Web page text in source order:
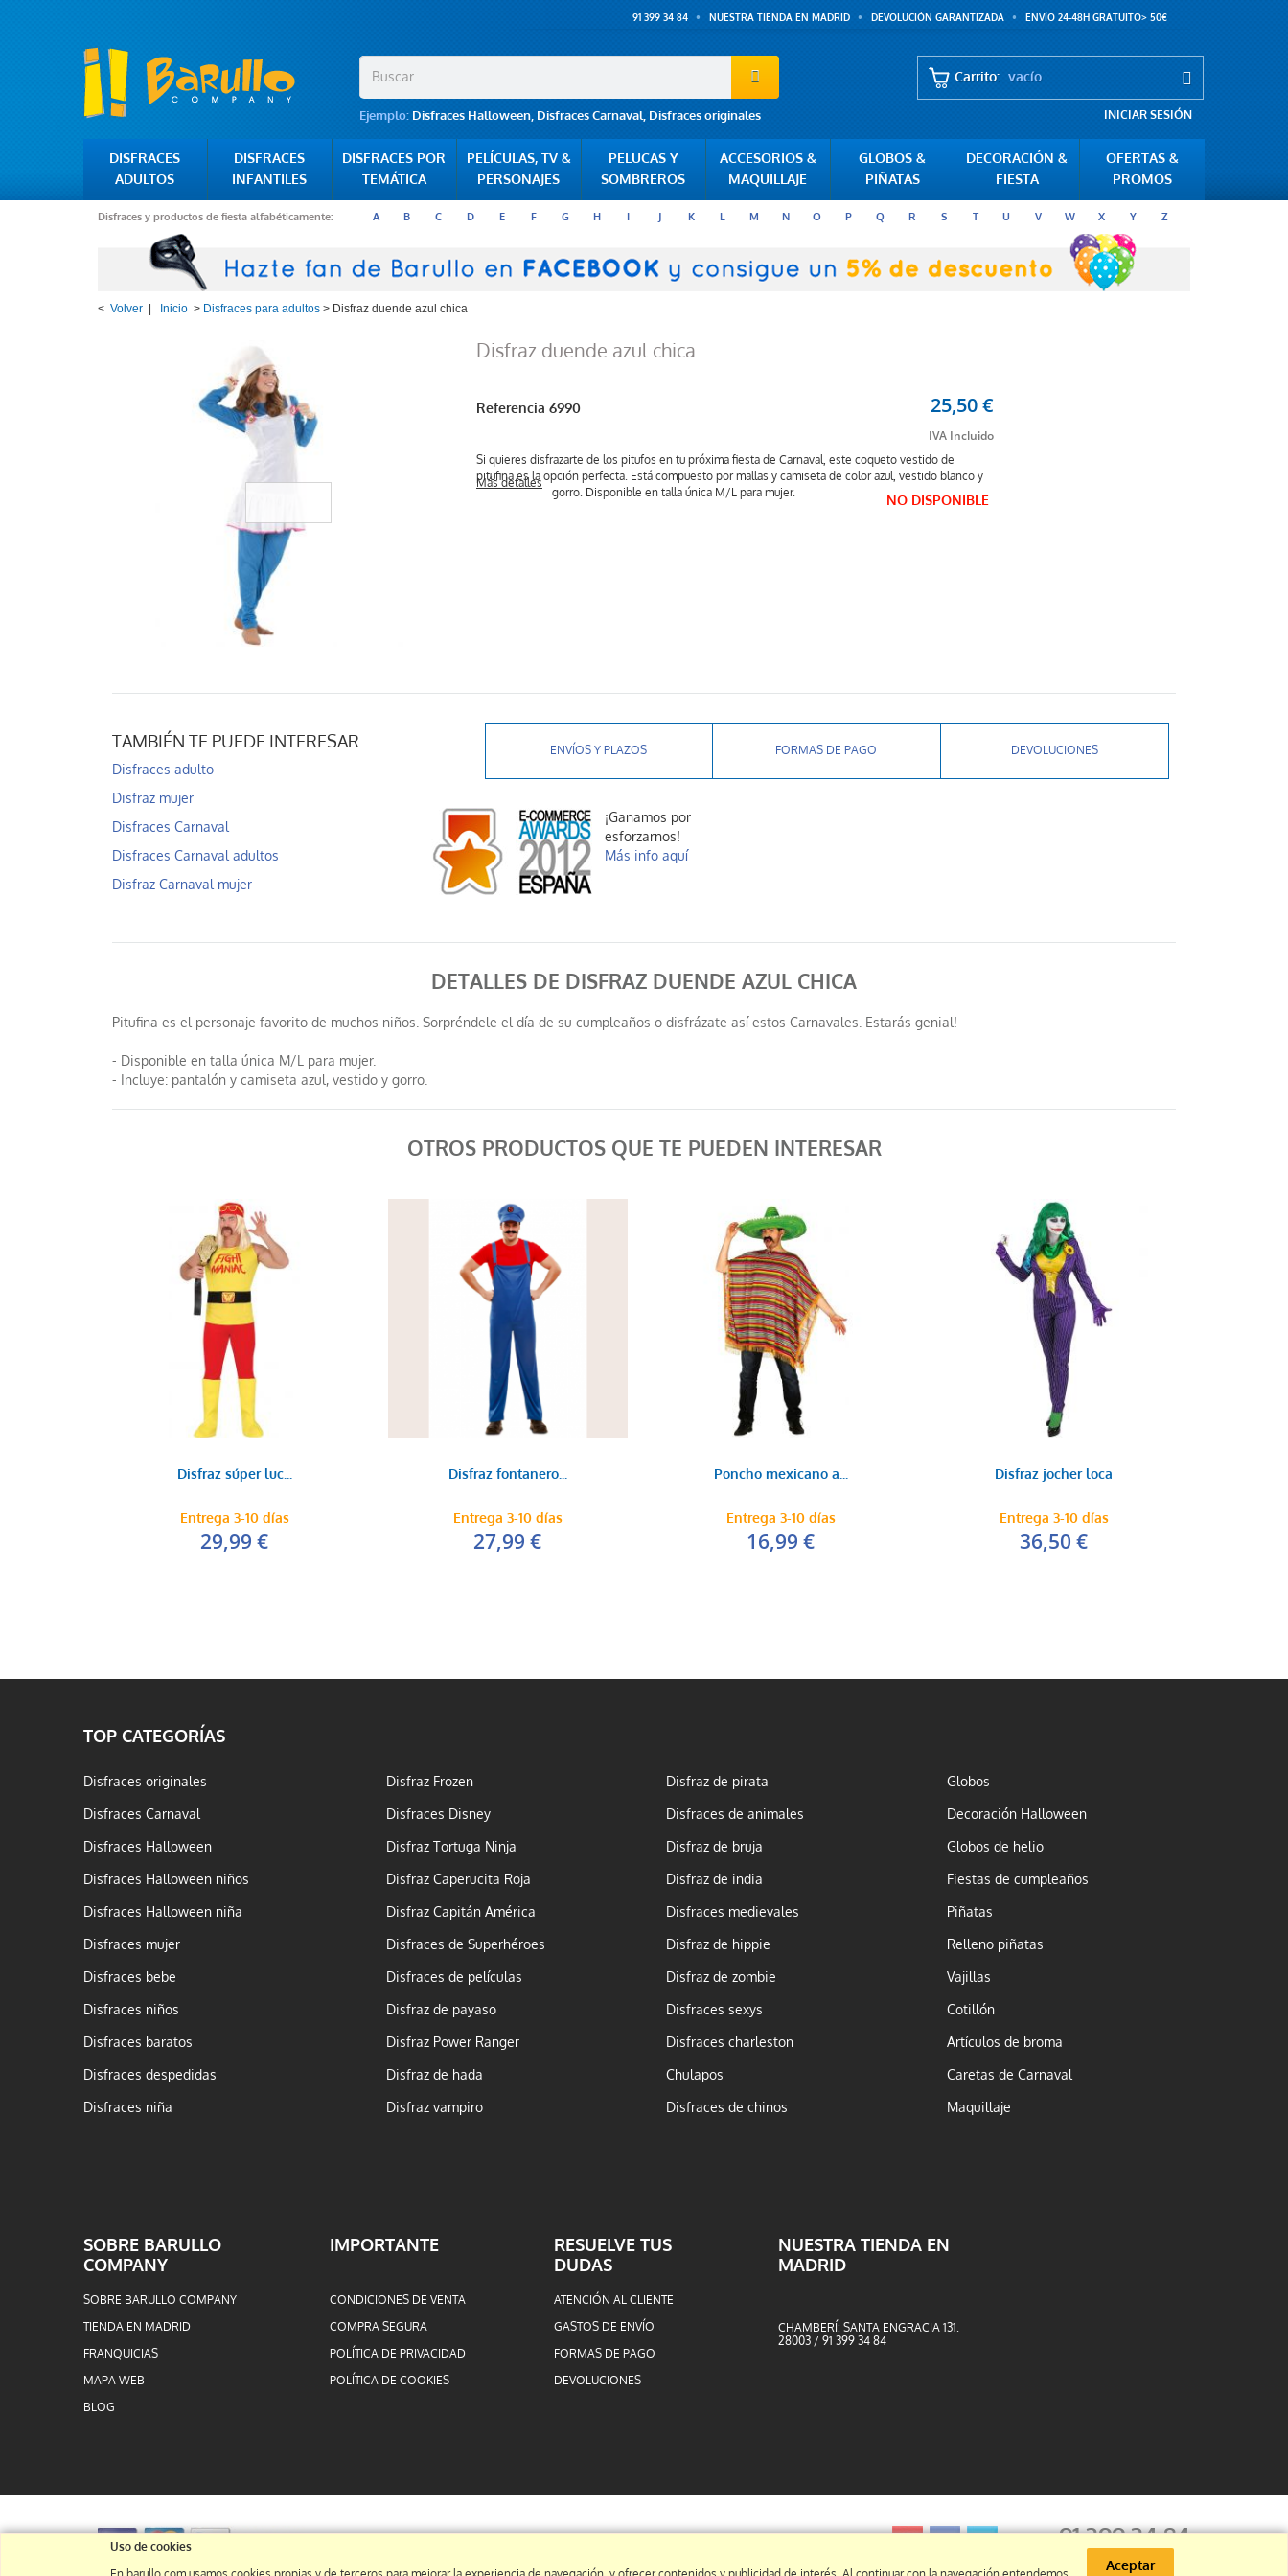
91 399 34 84 NUESTRA TIENDA EN MADRID DEVOLUCIÓN GARANTIZADA ENVÍO 24-48H GRATUITO> 50€
Ejemplo: Disfraces Halloween, Disfraces Carnaval, Disfraces originales
Carrito: vacío
INICIAR SESIÓN
DISFRACES
ADULTOS
DISFRACES
INFANTILES
DISFRACES POR
TEMÁTICA
PELÍCULAS, TV &
PERSONAJES
PELUCAS Y
SOMBREROS
ACCESORIOS &
MAQUILLAJE
GLOBOS &
PIÑATAS
DECORACIÓN &
FIESTA
OFERTAS &
PROMOS
Disfraces y productos de fiesta alfabéticamente: A B C D E F G H I J K L M N O P Q R S T U V W X Y Z
< Volver Inicio > Disfraces para adultos > Disfraz duende azul chica
Disfraz duende azul chica
Referencia 6990 25,50 €
Si quieres disfrazarte de los pitufos en tu próxima fiesta de Carnaval, este coqueto vestido de
pitufina es la opción perfecta. Está compuesto por mallas y camiseta de color azul, vestido blanco y
gorro. Disponible en talla única M/L para mujer.
Más detalles
NO DISPONIBLE
TAMBIÉN TE PUEDE INTERESAR
Disfraces adulto
Disfraz mujer
Disfraces Carnaval
Disfraces Carnaval adultos
Disfraz Carnaval mujer
ENVÍOS Y PLAZOS FORMAS DE PAGO DEVOLUCIONES
¡Ganamos por
esforzarnos!
Más info aquí
DETALLES DE DISFRAZ DUENDE AZUL CHICA
Pitufina es el personaje favorito de muchos niños. Sorpréndele el día de su cumpleaños o disfrázate así estos Carnavales. Estarás genial!
- Disponible en talla única M/L para mujer.
- Incluye: pantalón y camiseta azul, vestido y gorro.
OTROS PRODUCTOS QUE TE PUEDEN INTERESAR
Disfraz súper luc...
Entrega 3-10 días
29,99 €
Disfraz fontanero...
Entrega 3-10 días
27,99 €
Poncho mexicano a...
Entrega 3-10 días
16,99 €
Disfraz jocher loca
Entrega 3-10 días
36,50 €
TOP CATEGORÍAS
Disfraces originales
Disfraces Carnaval
Disfraces Halloween
Disfraces Halloween niños
Disfraces Halloween niña
Disfraces mujer
Disfraces bebe
Disfraces niños
Disfraces baratos
Disfraces despedidas
Disfraces niña
Disfraz Frozen
Disfraces Disney
Disfraz Tortuga Ninja
Disfraz Caperucita Roja
Disfraz Capitán América
Disfraces de Superhéroes
Disfraces de películas
Disfraz de payaso
Disfraz Power Ranger
Disfraz de hada
Disfraz vampiro
Disfraz de pirata
Disfraces de animales
Disfraz de bruja
Disfraz de india
Disfraces medievales
Disfraz de hippie
Disfraz de zombie
Disfraces sexys
Disfraces charleston
Chulapos
Disfraces de chinos
Globos
Decoración Halloween
Globos de helio
Fiestas de cumpleaños
Piñatas
Relleno piñatas
Vajillas
Cotillón
Artículos de broma
Caretas de Carnaval
Maquillaje
SOBRE BARULLO
COMPANY
SOBRE BARULLO COMPANY
TIENDA EN MADRID
FRANQUICIAS
MAPA WEB
BLOG
IMPORTANTE
CONDICIONES DE VENTA
COMPRA SEGURA
POLÍTICA DE PRIVACIDAD
POLÍTICA DE COOKIES
RESUELVE TUS
DUDAS
ATENCIÓN AL CLIENTE
GASTOS DE ENVÍO
FORMAS DE PAGO
DEVOLUCIONES
NUESTRA TIENDA EN
MADRID
CHAMBERÍ: SANTA ENGRACIA 131.
28003 / 91 399 34 84
91 399 34 84
Aceptar
Uso de cookies